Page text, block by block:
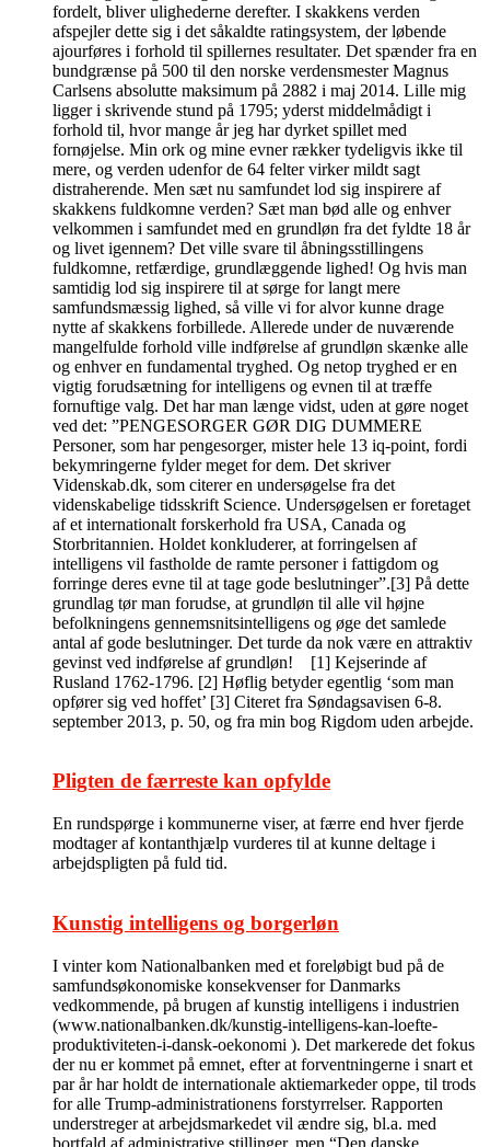
fordelt, bliver ulighederne derefter. I skakkens verden
afspejler dette sig i det såkaldte ratingsystem, der løbende
ajourføres i forhold til spillernes resultater. Det spænder fra en
bundgrænse på 500 til den norske verdensmester Magnus
Carlsens absolutte maksimum på 2882 i maj 2014. Lille mig
ligger i skrivende stund på 1795; yderst middelmådigt i
forhold til, hvor mange år jeg har dyrket spillet med
fornøjelse. Min ork og mine evner rækker tydeligvis ikke til
mere, og verden udenfor de 64 felter virker mildt sagt
distraherende. Men sæt nu samfundet lod sig inspirere af
skakkens fuldkomne verden? Sæt man bød alle og enhver
velkommen i samfundet med en grundløn fra det fyldte 18 år
og livet igennem? Det ville svare til åbningsstillingens
fuldkomne, retfærdige, grundlæggende lighed! Og hvis man
samtidig lod sig inspirere til at sørge for langt mere
samfundsmæssig lighed, så ville vi for alvor kunne drage
nytte af skakkens forbillede. Allerede under de nuværende
mangelfulde forhold ville indførelse af grundløn skænke alle
og enhver en fundamental tryghed. Og netop tryghed er en
vigtig forudsætning for intelligens og evnen til at træffe
fornuftige valg. Det har man længe vidst, uden at gøre noget
ved det: ”PENGESORGER GØR DIG DUMMERE
Personer, som har pengesorger, mister hele 13 iq-point, fordi
bekymringerne fylder meget for dem. Det skriver
Videnskab.dk, som citerer en undersøgelse fra det
videnskabelige tidsskrift Science. Undersøgelsen er foretaget
af et internationalt forskerhold fra USA, Canada og
Storbritannien. Holdet konkluderer, at forringelsen af
intelligens vil fastholde de ramte personer i fattigdom og
forringe deres evne til at tage gode beslutninger”.[3] På dette
grundlag tør man forudse, at grundløn til alle vil højne
befolkningens gennemsnitsintelligens og øge det samlede
antal af gode beslutninger. Det turde da nok være en attraktiv
gevinst ved indførelse af grundløn! [1] Kejserinde af
Rusland 1762-1796. [2] Høflig betyder egentlig ‘som man
opfører sig ved hoffet’ [3] Citeret fra Søndagsavisen 6-8.
september 2013, p. 50, og fra min bog Rigdom uden arbejde.
Pligten de færreste kan opfylde
En rundspørge i kommunerne viser, at færre end hver fjerde
modtager af kontanthjælp vurderes til at kunne deltage i
arbejdspligten på fuld tid.
Kunstig intelligens og borgerløn
I vinter kom Nationalbanken med et foreløbigt bud på de
samfundsøkonomiske konsekvenser for Danmarks
vedkommende, på brugen af kunstig intelligens i industrien
(www.nationalbanken.dk/kunstig-intelligens-kan-loefte-
produktiviteten-i-dansk-oekonomi ). Det markerede det fokus
der nu er kommet på emnet, efter at forventningerne i snart et
par år har holdt de internationale aktiemarkeder oppe, til trods
for alle Trump-administrationens forstyrrelser. Rapporten
understreger at arbejdsmarkedet vil ændre sig, bl.a. med
bortfald af administrative stillinger, men “Den danske